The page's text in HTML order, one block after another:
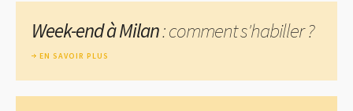
Week-end à Milan: comment s'habiller ?
EN SAVOIR PLUS